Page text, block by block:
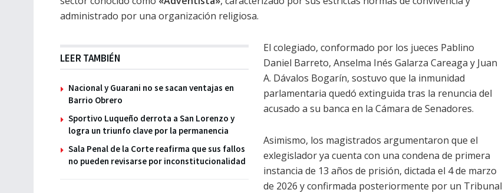
administrado por una organización religiosa.
LEER TAMBIÉN
Nacional y Guarani no se sacan ventajas en
Barrio Obrero
Sportivo Luqueño derrota a San Lorenzo y
logra un triunfo clave por la permanencia
Sala Penal de la Corte reafirma que sus fallos
no pueden revisarse por inconstitucionalidad
El colegiado, conformado por los jueces Pablino
Daniel Barreto, Anselma Inés Galarza Careaga y Juan
A. Dávalos Bogarín, sostuvo que la inmunidad
parlamentaria quedó extinguida tras la renuncia del
acusado a su banca en la Cámara de Senadores.
Asimismo, los magistrados argumentaron que el
exlegislador ya cuenta con una condena de primera
instancia de 13 años de prisión, dictada el 4 de marzo
de 2026 y confirmada posteriormente por un Tribunal